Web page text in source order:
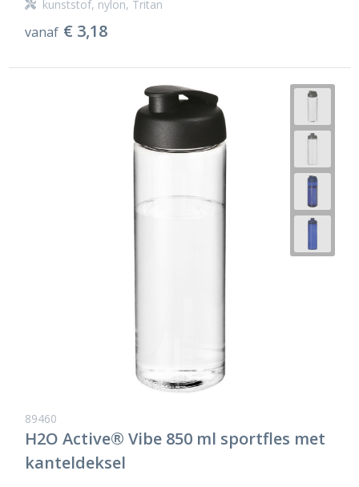
kunststof, nylon, Tritan
vanaf € 3,18
89460
H2O Active® Vibe 850 ml sportfles met
kanteldeksel